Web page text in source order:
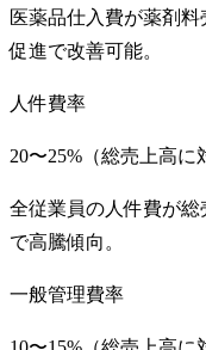
医薬品仕入費が薬剤
促進で改善可能。
人件費率
20〜25%（総売上高に
全従業員の人件費が
で高騰傾向。
一般管理費率